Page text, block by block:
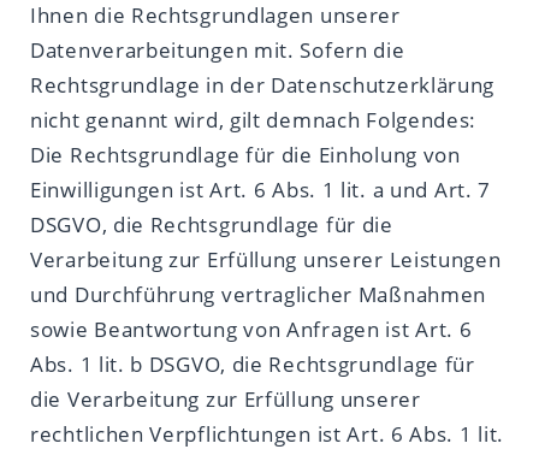
Ihnen die Rechtsgrundlagen unserer
Datenverarbeitungen mit. Sofern die
Rechtsgrundlage in der Datenschutzerklärung
nicht genannt wird, gilt demnach Folgendes:
Die Rechtsgrundlage für die Einholung von
Einwilligungen ist Art. 6 Abs. 1 lit. a und Art. 7
DSGVO, die Rechtsgrundlage für die
Verarbeitung zur Erfüllung unserer Leistungen
und Durchführung vertraglicher Maßnahmen
sowie Beantwortung von Anfragen ist Art. 6
Abs. 1 lit. b DSGVO, die Rechtsgrundlage für
die Verarbeitung zur Erfüllung unserer
rechtlichen Verpflichtungen ist Art. 6 Abs. 1 lit.